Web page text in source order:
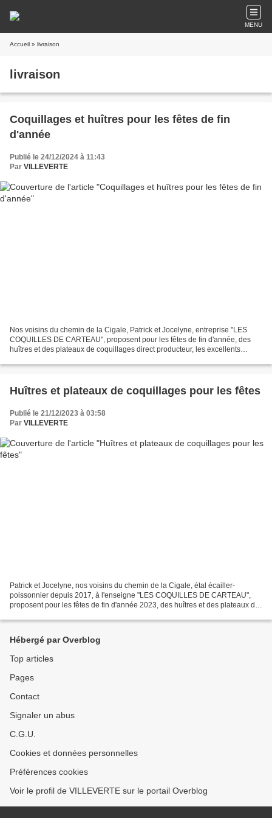
MENU
Accueil » livraison
livraison
Coquillages et huîtres pour les fêtes de fin
d'année
Publié le 24/12/2024 à 11:43
Par VILLEVERTE
Nos voisins du chemin de la Cigale, Patrick et Jocelyne, entreprise "LES
COQUILLES DE CARTEAU", proposent pour les fêtes de fin d'année, des
huîtres et des plateaux de coquillages direct producteur, les excellents
Huîtres et plateaux de coquillages pour les fêtes
Publié le 21/12/2023 à 03:58
Par VILLEVERTE
Patrick et Jocelyne, nos voisins du chemin de la Cigale, étal écailler-
poissonnier depuis 2017, à l'enseigne "LES COQUILLES DE CARTEAU",
proposent pour les fêtes de fin d'année 2023, des huîtres et des plateaux de
Hébergé par Overblog
Top articles
Pages
Contact
Signaler un abus
C.G.U.
Cookies et données personnelles
Préférences cookies
Voir le profil de VILLEVERTE sur le portail Overblog